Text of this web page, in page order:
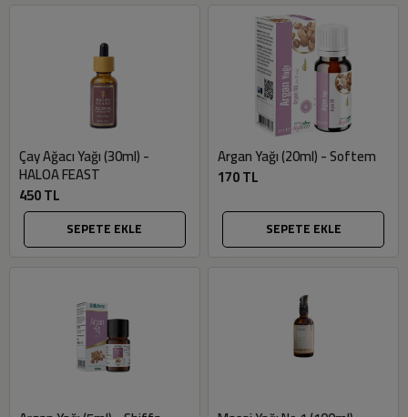
Çay Ağacı Yağı (30ml) -
HALOA FEAST
450 TL
SEPETE EKLE
Argan Yağı (20ml) - Softem
170 TL
SEPETE EKLE